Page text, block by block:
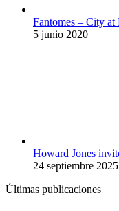
Fantomes – City at
5 junio 2020
Howard Jones
24 septiembre 2025
Últimas publicaciones